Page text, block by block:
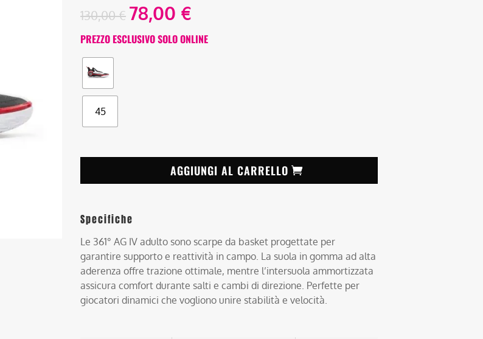
130,00€ 78,00 €
PREZZO ESCLUSIVO SOLO ONLINE
45
AGGIUNGI AL CARRELLO
Specifiche
Le 361° AG IV adulto sono scarpe da basket progettate per
garantire supporto e reattività in campo. La suola in gomma ad alta
aderenza offre trazione ottimale, mentre l’intersuola ammortizzata
assicura comfort durante salti e cambi di direzione. Perfette per
giocatori dinamici che vogliono unire stabilità e velocità.